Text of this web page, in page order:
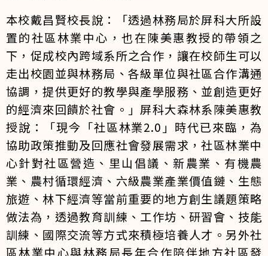
本校戴昌賢校長說：「透過林務局於屏科大所設
置的社區林業中心，也在陳美惠教授的帶領之
下，促成校內跨域系所之合作，讓在校師生可以
走出校園並與林務局、各級單位與社區合作溝通
協調，提供更好的教學與產學服務、並創造更好
的經濟來回饋於社會。」屏科大森林系陳美惠教
授說：「現今「社區林業2.0」時代已來臨，為
協助政策推動及回應社會發展需求，社區林業中
心針對社區營造、里山倡議、新農業、有機農
業、農村循環經濟、六級農業產業價值鏈、生態
旅遊、林下經濟等當前重要的地方創生議題策略
做法為，透過教育訓練、工作坊、研習會、技能
訓練、國際交流等方式來積極培養人才。另外社
區林業中心與林務局長年合作陪伴地方社區發